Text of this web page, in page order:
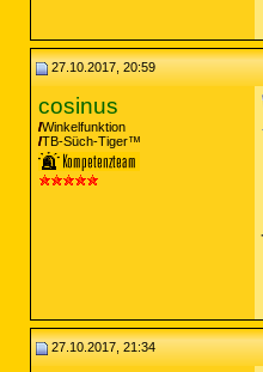
27.10.2017, 20:59
cosinus
Winkelfunktion
TB-Süch-Tiger™
27.10.2017, 21:34